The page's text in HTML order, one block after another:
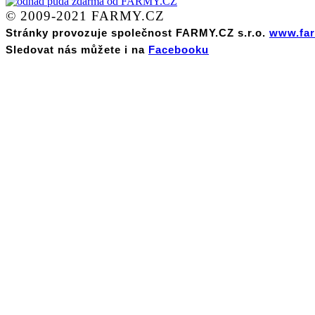
© 2009-2021 FARMY.CZ
Stránky provozuje společnost FARMY.CZ s.r.o.
Sledovat nás můžete i na Facebooku